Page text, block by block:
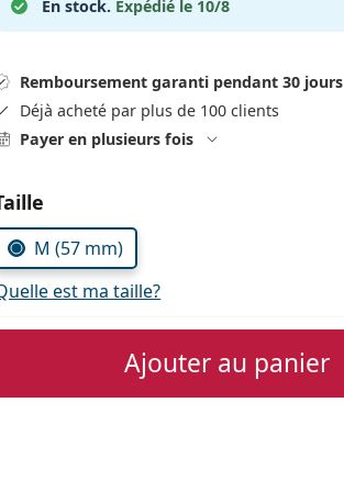
En stock. Expédié le 10/8
Remboursement garanti pendant 30 jours
Déjà acheté par plus de 100 clients
Payer en plusieurs fois
les paramètres
M (57 mm)
est ma taille?
Ajouter au panier